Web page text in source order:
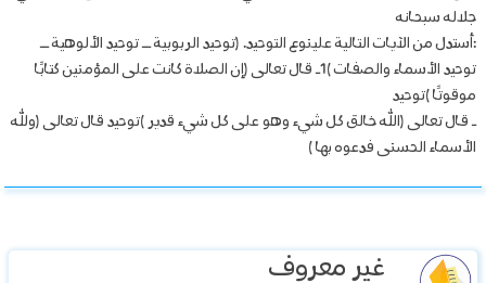
جلاله سبحانه
:أستدل من الآيات التالية علىنوع التوحيد. (توحيد الربوبية ــ توحيد الألوهية ــ
توحيد الأسماء والصفات )1ـ قال تعالى (إن الصلاة كانت على المؤمنين كتابًا
موقوتًا )توحيد
ـ قال تعالى (الله خالق كل شيء وهو على كل شيء قدير )توحيد قال تعالى (ولله
الأسماء الحسنى فدعوه بها )
غير معروف